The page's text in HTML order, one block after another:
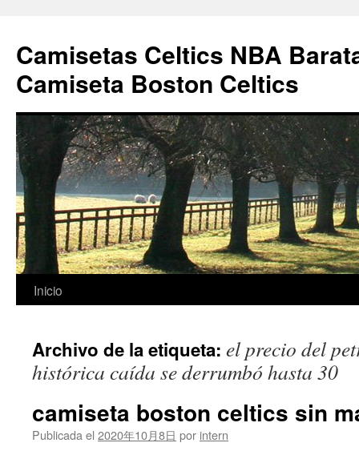
Camisetas Celtics NBA
Camiseta Boston Celtics
Saltar
contenido
Inicio
Archivo de la etiqueta: el precio del
histórica caída se derrumbó hasta 30
camiseta boston celtics sin
Publicada el 2020年10月8日 por intern